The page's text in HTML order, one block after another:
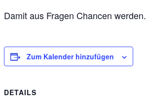
Damit aus Fragen Chancen werden.
Zum Kalender hinzufügen
DETAILS